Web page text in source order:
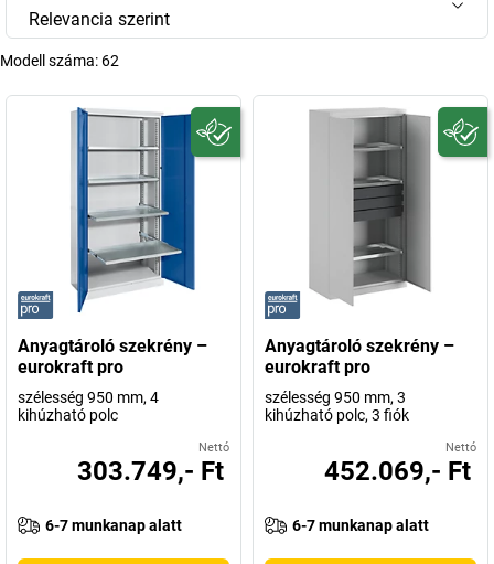
Relevancia szerint
Modell száma: 62
Anyagtároló szekrény –
eurokraft pro
szélesség 950 mm, 4
kihúzható polc
Nettó
303.749,- Ft
6-7 munkanap alatt
Anyagtároló szekrény –
eurokraft pro
szélesség 950 mm, 3
kihúzható polc, 3 fiók
Nettó
452.069,- Ft
6-7 munkanap alatt